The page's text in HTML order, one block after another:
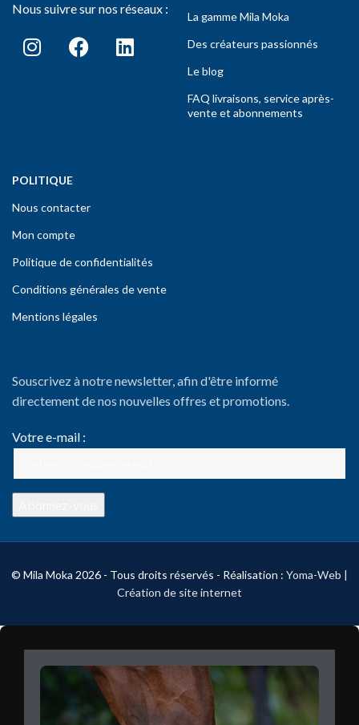
Nous suivre sur nos réseaux :
La gamme Mila Moka
Des créateurs passionnés
Le blog
FAQ livraisons, service après-
vente et abonnements
POLITIQUE
Nous contacter
Mon compte
Politique de confidentialités
Conditions générales de vente
Mentions légales
Souscrivez à notre newsletter, afin d'être informé
directement de nos nouvelles offres et promotions.
Votre e-mail :
© Mila Moka 2026 - Tous droits réservés - Réalisation : Yoma-Web |
Création de site internet